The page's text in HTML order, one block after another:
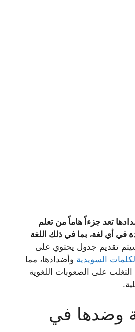
تعد جزءاً هاماً من تعلم
في أي لغة، بما في ذلك اللغة
تقديم جدول يحتوي على
السويدية وأضدادها، مما
على الصعوبات اللغوية
وضدها في